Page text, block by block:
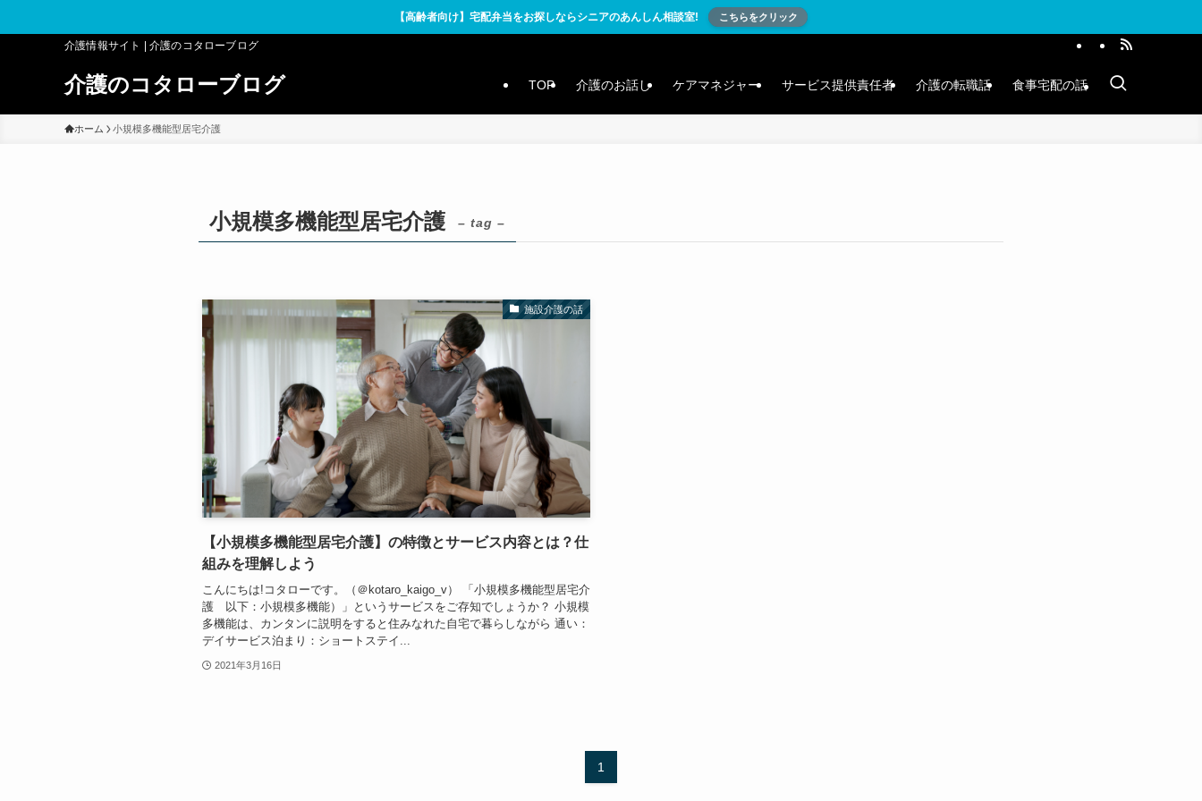
【高齢者向け】宅配弁当をお探しならシニアのあんしん相談室! こちらをクリック
介護情報サイト | 介護のコタローブログ
介護のコタローブログ TOP 介護のお話し ケアマネジャー サービス提供責任者 介護の転職話 食事宅配の話
ホーム 小規模多機能型居宅介護
小規模多機能型居宅介護 – tag –
施設介護の話
【小規模多機能型居宅介護】の特徴とサービス内容とは？仕
組みを理解しよう
こんにちは!コタローです。（＠kotaro_kaigo_v） 「小規模多機能型居宅介
護 以下：小規模多機能）」というサービスをご存知でしょうか？ 小規模
多機能は、カンタンに説明をすると住みなれた自宅で暮らしながら 通い：
デイサービス泊まり：ショートステイ...
2021年3月16日
1